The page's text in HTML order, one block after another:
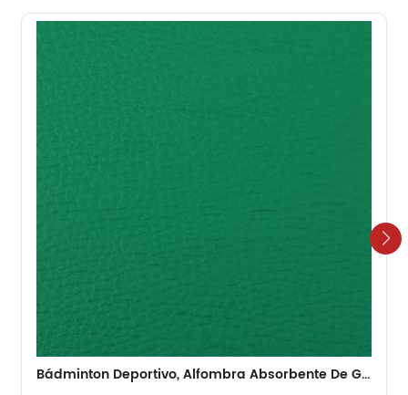
Bádminton Deportivo, Alfombra Absorbente De Golpes Para Suelo De PVC, 4,5mm, Viejo, Barato